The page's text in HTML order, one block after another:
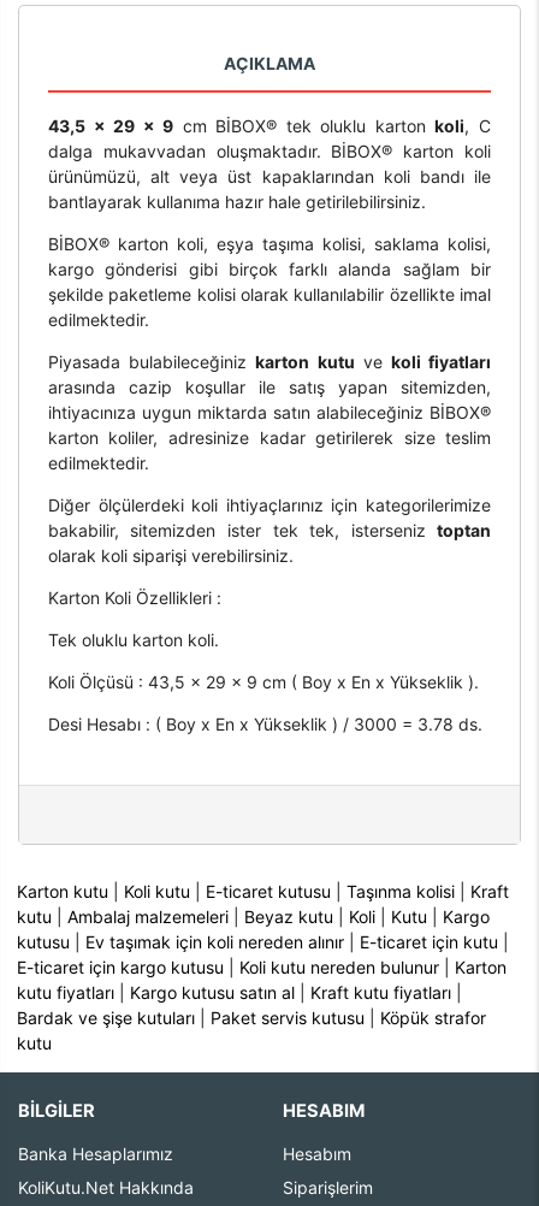
AÇIKLAMA
43,5 x 29 x 9 cm BİBOX® tek oluklu kartonkoli, C
dalga mukavvadan oluşmaktadır. BİBOX® karton koli
ürünümüzü, alt veya üst kapaklarından koli bandı ile
bantlayarak kullanıma hazır hale getirilebilirsiniz.
BİBOX® karton koli, eşya taşıma kolisi, saklama kolisi,
kargo gönderisi gibi birçok farklı alanda sağlam bir
şekilde paketleme kolisi olarak kullanılabilir özellikte imal
edilmektedir.
Piyasada bulabileceğinizkarton kutu ve koli fiyatları
arasında cazip koşullar ile satış yapan sitemizden,
ihtiyacınıza uygun miktarda satın alabileceğiniz BİBOX®
karton koliler, adresinize kadar getirilerek size teslim
edilmektedir.
Diğer ölçülerdeki koli ihtiyaçlarınız için kategorilerimize
bakabilir, sitemizden ister tek tek, isterseniztoptan
olarak koli siparişi verebilirsiniz.
Karton Koli Özellikleri :
Tek oluklu karton koli.
Koli Ölçüsü : 43,5 x 29 x 9 cm ( Boy x En x Yükseklik ).
Desi Hesabı : ( Boy x En x Yükseklik ) / 3000 = 3.78 ds.
Karton kutu Koli kutu E-ticaret kutusu |Taşınma kolisi
Kraft
kutu |Ambalaj malzemeleri Beyaz kutu Koli Kutu
Kargo
kutusu
Ev taşımak için koli nereden alınır E-ticaret için kutu
E-ticaret için kargo kutusu
Koli kutu nereden bulunur
Karton
kutu fiyatları
Kargo kutusu satın al Kraft kutu fiyatları
Bardak ve şişe kutuları
Paket servis kutusu
Köpük strafor
kutu
BİLGİLER
Banka Hesaplarımız
KoliKutu.Net Hakkında
HESABIM
Hesabım
Siparişlerim